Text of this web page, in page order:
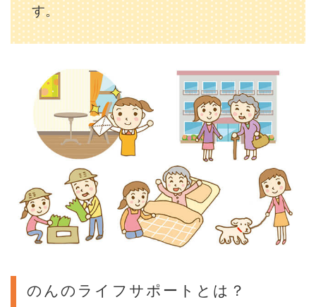
す。
のんのライフサポートとは？